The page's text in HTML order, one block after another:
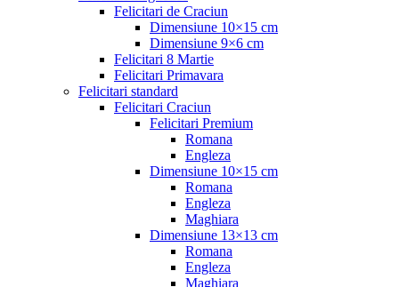
Felicitari de Craciun
Dimensiune 10×15 cm
Dimensiune 9×6 cm
Felicitari 8 Martie
Felicitari Primavara
Felicitari standard
Felicitari Craciun
Felicitari Premium
Romana
Engleza
Dimensiune 10×15 cm
Romana
Engleza
Maghiara
Dimensiune 13×13 cm
Romana
Engleza
Maghiara